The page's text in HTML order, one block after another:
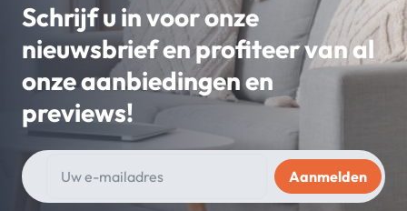
Schrijf u in voor onze
nieuwsbrief en profiteer van al
onze aanbiedingen en
previews!